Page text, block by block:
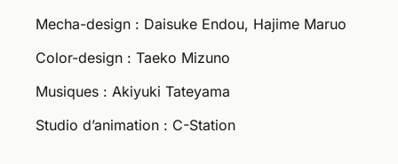
Mecha-design : Daisuke Endou, Hajime Maruo
Color-design : Taeko Mizuno
Musiques : Akiyuki Tateyama
Studio d’animation : C-Station